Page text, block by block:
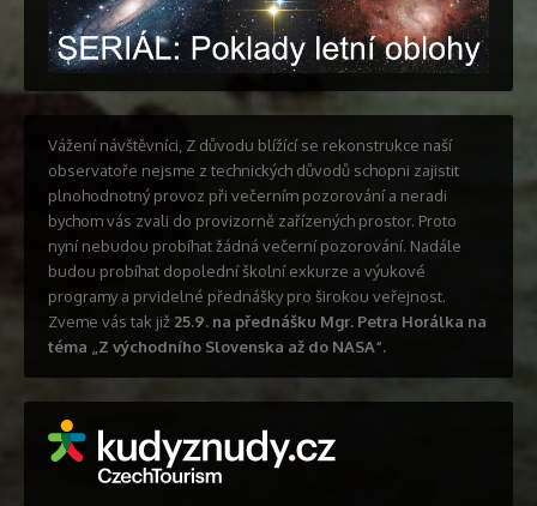
Vážení návštěvníci, Z důvodu blížící se rekonstrukce naší
observatoře nejsme z technických důvodů schopni zajistit
plnohodnotný provoz při večerním pozorování a neradi
bychom vás zvali do provizorně zařízených prostor. Proto
nyní nebudou probíhat žádná večerní pozorování. Nadále
budou probíhat dopolední školní exkurze a výukové
programy a prvidelné přednášky pro širokou veřejnost.
Zveme vás tak již 25.9. na přednášku Mgr. Petra Horálka na
téma „Z východního Slovenska až do NASA“.